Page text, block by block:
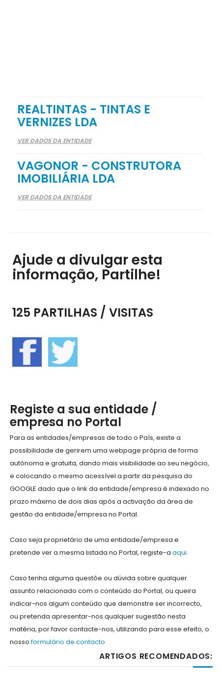
REALTINTAS - TINTAS E
VERNIZES LDA
VER DADOS DA ENTIDADE
VAGONOR - CONSTRUTORA
IMOBILIÁRIA LDA
VER DADOS DA ENTIDADE
Ajude a divulgar esta
informação, Partilhe!
125 PARTILHAS / VISITAS
Registe a sua entidade /
empresa no Portal
Para as entidades/empresas de todo o País, existe a
possibilidade de gerirem uma webpage própria de forma
autónoma e gratuita, dando mais visibilidade ao seu negócio,
e colocando o mesmo acessível a partir da pesquisa do
GOOGLE dado que o link da entidade/empresa é indexado no
prazo máximo de dois dias após a activação da área de
gestão da entidade/empresa no Portal.
Caso seja proprietário de uma entidade/empresa e
pretende ver a mesma listada no Portal, registe-a aqui.
Caso tenha alguma questõe ou dúvida sobre qualquer
assunto relacionado com o conteúdo do Portal, ou queira
indicar-nos algum conteúdo que demonstre ser incorrecto,
ou pretenda apresentar-nos qualquer sugestão nesta
matéria, por favor contacte-nos, utilizando para esse efeito, o
nossoformulário de contacto
ARTIGOS RECOMENDADOS: